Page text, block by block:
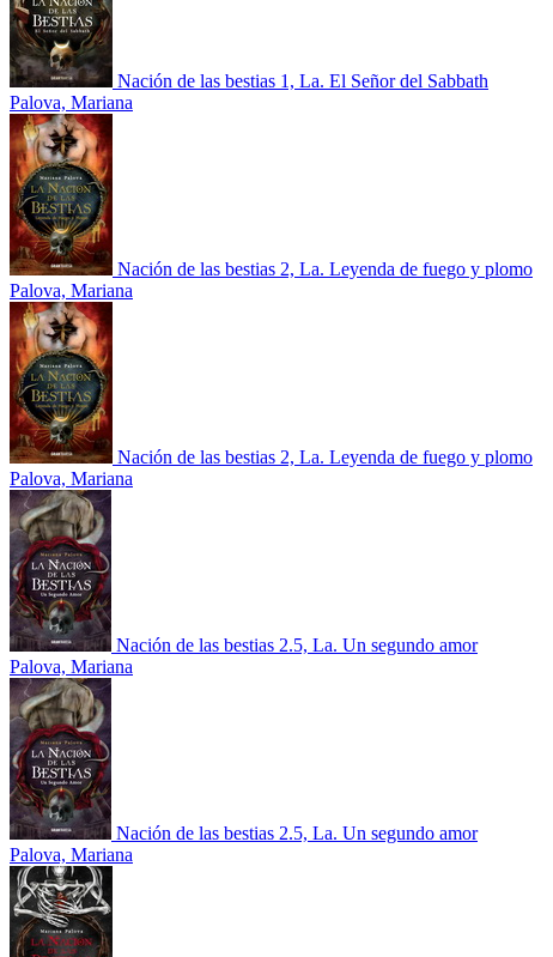
Nación de las bestias 1, La. El Señor del Sabbath
Palova, Mariana
Nación de las bestias 2, La. Leyenda de fuego y plomo
Palova, Mariana
Nación de las bestias 2, La. Leyenda de fuego y plomo
Palova, Mariana
Nación de las bestias 2.5, La. Un segundo amor
Palova, Mariana
Nación de las bestias 2.5, La. Un segundo amor
Palova, Mariana